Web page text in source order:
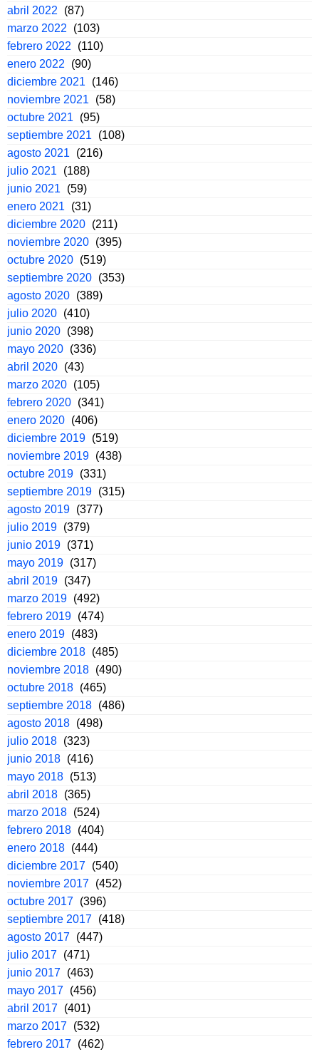
abril 2022
(87)
marzo 2022
(103)
febrero 2022
(110)
enero 2022
(90)
diciembre 2021
(146)
noviembre 2021
(58)
octubre 2021
(95)
septiembre 2021
(108)
agosto 2021
(216)
julio 2021
(188)
junio 2021
(59)
enero 2021
(31)
diciembre 2020 (211)
noviembre 2020 (395)
octubre 2020 (519)
septiembre 2020 (353)
agosto 2020 (389)
julio 2020 (410)
junio 2020 (398)
mayo 2020 (336)
abril 2020 (43)
marzo 2020 (105)
febrero 2020 (341)
enero 2020 (406)
diciembre 2019 (519)
noviembre 2019 (438)
octubre 2019 (331)
septiembre 2019 (315)
agosto 2019 (377)
julio 2019 (379)
junio 2019 (371)
mayo 2019 (317)
abril 2019 (347)
marzo 2019 (492)
febrero 2019 (474)
enero 2019 (483)
diciembre 2018 (485)
noviembre 2018 (490)
octubre 2018 (465)
septiembre 2018 (486)
agosto 2018 (498)
julio 2018 (323)
junio 2018 (416)
mayo 2018 (513)
abril 2018 (365)
marzo 2018 (524)
febrero 2018 (404)
enero 2018 (444)
diciembre 2017 (540)
noviembre 2017 (452)
octubre 2017 (396)
septiembre 2017 (418)
agosto 2017 (447)
julio 2017 (471)
junio 2017 (463)
mayo 2017 (456)
abril 2017 (401)
marzo 2017 (532)
febrero 2017 (462)